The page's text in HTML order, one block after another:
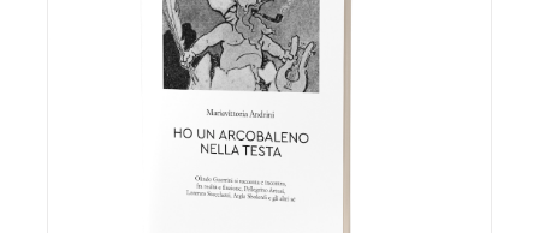
AGGIUNGI AL CARRELLO